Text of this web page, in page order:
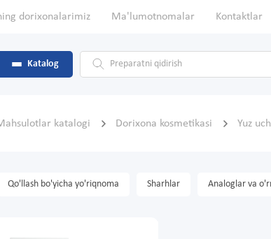
dorixonalarimiz Ma'lumotnomalar Kontaktlar
Katalog
katalogi Dorixona kosmetikasi Yuz
Qo'llash bo'yicha yo'riqnoma Sharhlar Analoglar va